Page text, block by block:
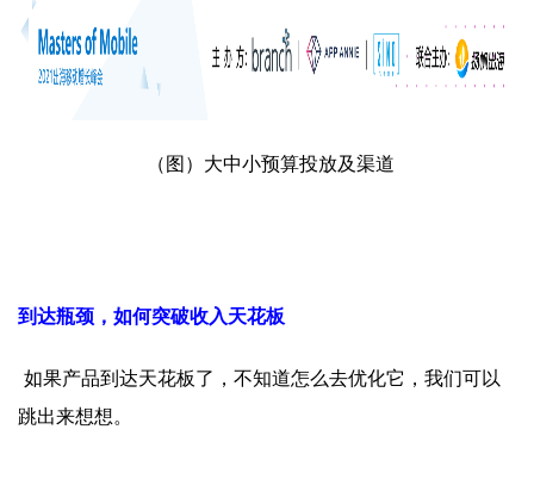
（图）大中小预算投放及渠道
到达瓶颈，如何突破收入天花板
如果产品到达天花板了，不知道怎么去优化它，我们可以
跳出来想想。